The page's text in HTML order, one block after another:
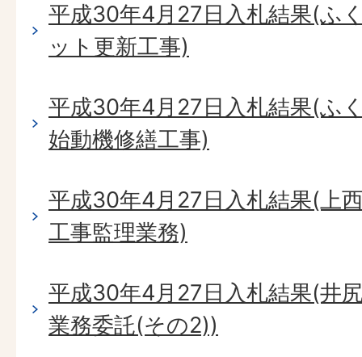
平成30年4月27日入札結果(ふ
ット更新工事)
平成30年4月27日入札結果(ふ
始動機修繕工事)
平成30年4月27日入札結果(上
工事監理業務)
平成30年4月27日入札結果(井
業務委託(その2))